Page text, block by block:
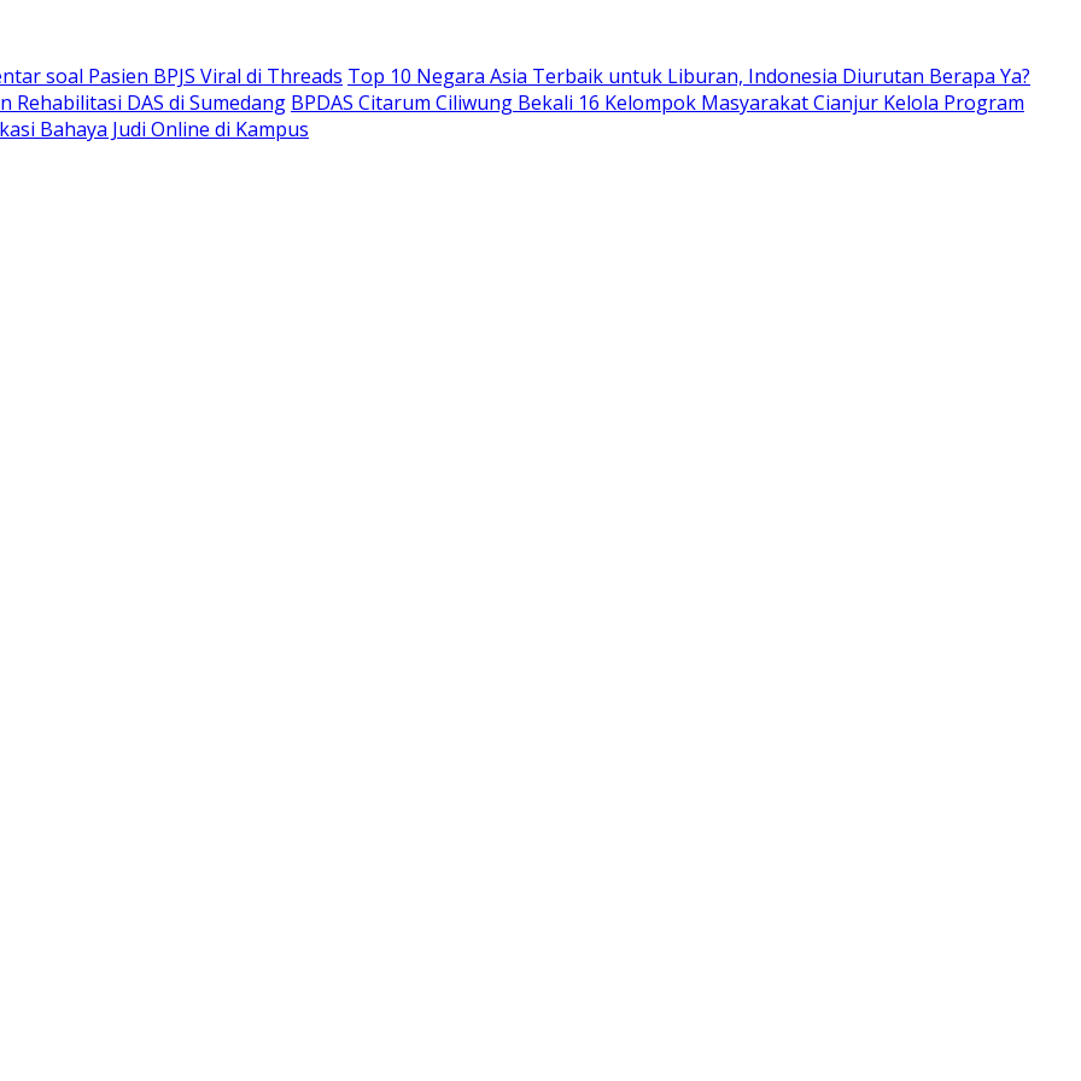
soal Pasien BPJS Viral di Threads Top 10 Negara Asia Terbaik untuk Liburan, Indonesia Diurutan Berapa Ya?
DAS di Sumedang BPDAS Citarum Ciliwung Bekali 16 Kelompok Masyarakat Cianjur Kelola Program
Bahaya Judi Online di Kampus